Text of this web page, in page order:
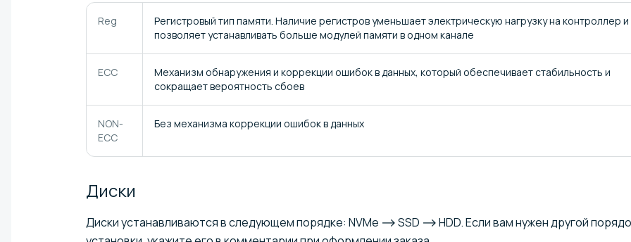
Reg
Регистровый тип памяти. Наличие регистров уменьшает электрическую нагрузку на контроллер и
позволяет устанавливать больше модулей памяти в одном канале
ECC
Механизм обнаружения и коррекции ошибок в данных, который обеспечивает стабильность и
сокращает вероятность сбоев
NON-
ECC
Без механизма коррекции ошибок в данных
Диски
Диски устанавливаются в следующем порядке: NVMe ⟶ SSD ⟶ HDD. Если вам нужен другой